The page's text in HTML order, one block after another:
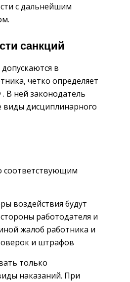
с дальнейшим
санкций
в
четко определяет
В ней законодатель
виды дисциплинарного
соответствующим
воздействия будут
работодателя и
жалоб работника и
и штрафов
только
наказаний. При